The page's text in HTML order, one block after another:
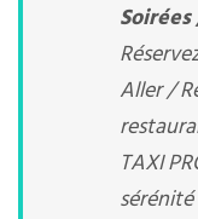
Aller /
TAXI
sérénité